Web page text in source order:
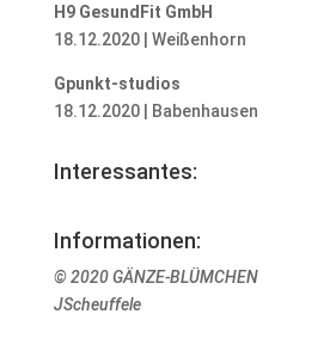
H9 GesundFit GmbH
18.12.2020 | Weißenhorn
Gpunkt-studios
18.12.2020 | Babenhausen
Interessantes:
Informationen:
© 2020 GÄNZE-BLÜMCHEN
JScheuffele